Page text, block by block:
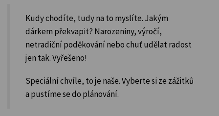
Kudy chodíte, tudy na to myslíte. Jakým
dárkem překvapit? Narozeniny, výročí,
netradiční poděkování nebo chuť udělat radost
jen tak. Vyřešeno!
Speciální chvíle, to je naše. Vyberte si ze zážitků
a pustíme se do plánování.